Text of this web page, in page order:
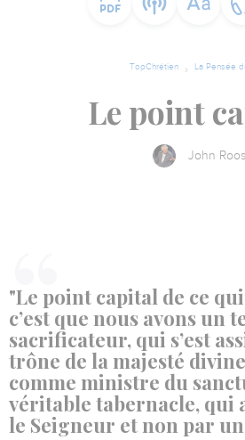
TopChrétien La Pensée
Le point
John Roos
"Le point capital de ce
c’est que nous avons un
sacrificateur, qui s’est
trône de la majesté
comme ministre du
véritable tabernacle, qui
le Seigneur et non par